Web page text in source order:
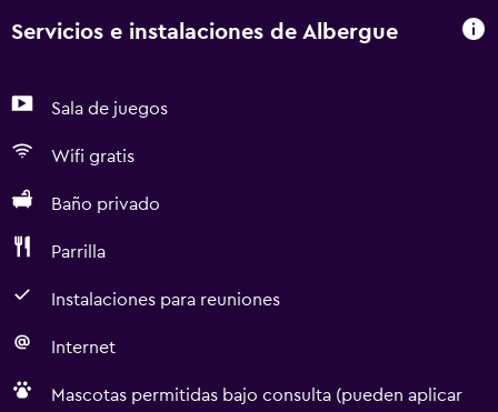
Servicios e instalaciones de Albergue
Sala de juegos
Wifi gratis
Baño privado
Parrilla
Instalaciones para reuniones
Internet
Mascotas permitidas bajo consulta (pueden aplicar